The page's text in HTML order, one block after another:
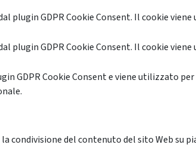
plugin GDPR Cookie Consent. Il cookie
plugin GDPR Cookie Consent. Il cookie
GDPR Cookie Consent e viene utilizzato
condivisione del contenuto del sito Web su